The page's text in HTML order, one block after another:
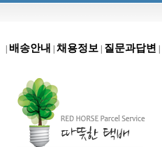
배송안내 채용정보 질문과답변